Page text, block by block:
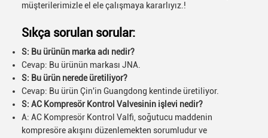
müşterilerimizle el ele çalışmaya kararlıyız.!
Sıkça sorulan sorular:
S: Bu ürünün marka adı nedir?
Cevap: Bu ürünün markası JNA.
S: Bu ürün nerede üretiliyor?
Cevap: Bu ürün Çin'in Guangdong kentinde üretiliyor.
S: AC Kompresör Kontrol Valvesinin işlevi nedir?
A: AC Kompresör Kontrol Valfi, soğutucu maddenin
kompresöre akışını düzenlemekten sorumludur ve